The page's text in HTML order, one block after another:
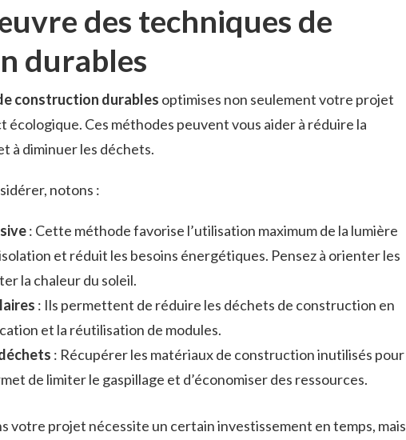
des techniques de
durables
construction durables optimises non seulement votre projet
écologique. Ces méthodes peuvent vous aider à réduire la
à diminuer les déchets.
notons :
: Cette méthode favorise l’utilisation maximum de la lumière
et réduit les besoins énergétiques. Pensez à orienter les
la chaleur du soleil.
: Ils permettent de réduire les déchets de construction en
et la réutilisation de modules.
: Récupérer les matériaux de construction inutilisés pour
de limiter le gaspillage et d’économiser des ressources.
votre projet nécessite un certain investissement en temps, mais